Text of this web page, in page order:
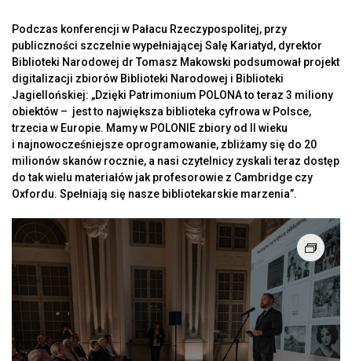
Podczas konferencji w Pałacu Rzeczypospolitej, przy
publiczności szczelnie wypełniającej Salę Kariatyd, dyrektor
Biblioteki Narodowej dr Tomasz Makowski podsumował projekt
digitalizacji zbiorów Biblioteki Narodowej i Biblioteki
Jagiellońskiej: „Dzięki Patrimonium POLONA to teraz 3 miliony
obiektów – jest to największa biblioteka cyfrowa w Polsce,
trzecia w Europie. Mamy w POLONIE zbiory od II wieku
i najnowocześniejsze oprogramowanie, zbliżamy się do 20
milionów skanów rocznie, a nasi czytelnicy zyskali teraz dostęp
do tak wielu materiałów jak profesorowie z Cambridge czy
Oxfordu. Spełniają się nasze bibliotekarskie marzenia”.